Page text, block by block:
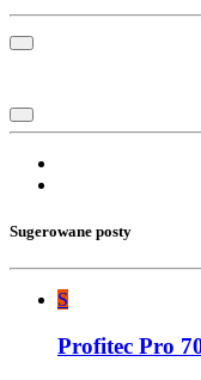
Sugerowane posty
S
Profitec Pro